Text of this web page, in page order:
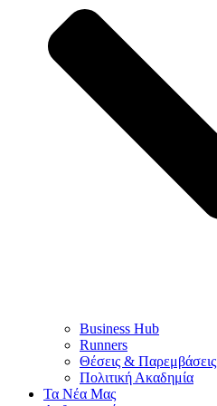
Business Hub
Runners
Θέσεις & Παρεμβάσεις
Πολιτική Ακαδημία
Τα Νέα Μας